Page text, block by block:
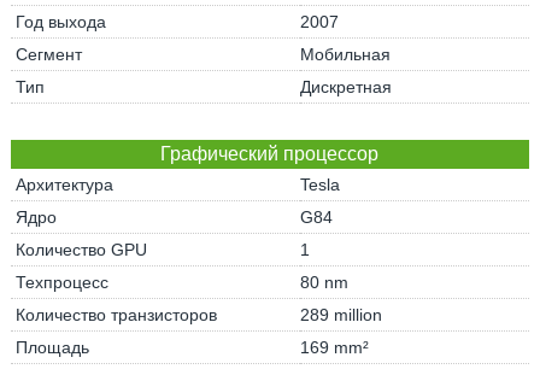
Год выхода
2007
Сегмент
Мобильная
Тип
Дискретная
Графический процессор
Архитектура
Tesla
Ядро
G84
Количество GPU
1
Техпроцесс
80 nm
Количество транзисторов
289 million
Площадь
169 mm²